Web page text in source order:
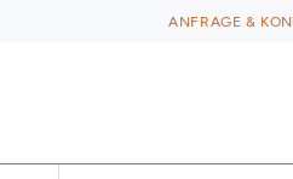
ANFRAGE &